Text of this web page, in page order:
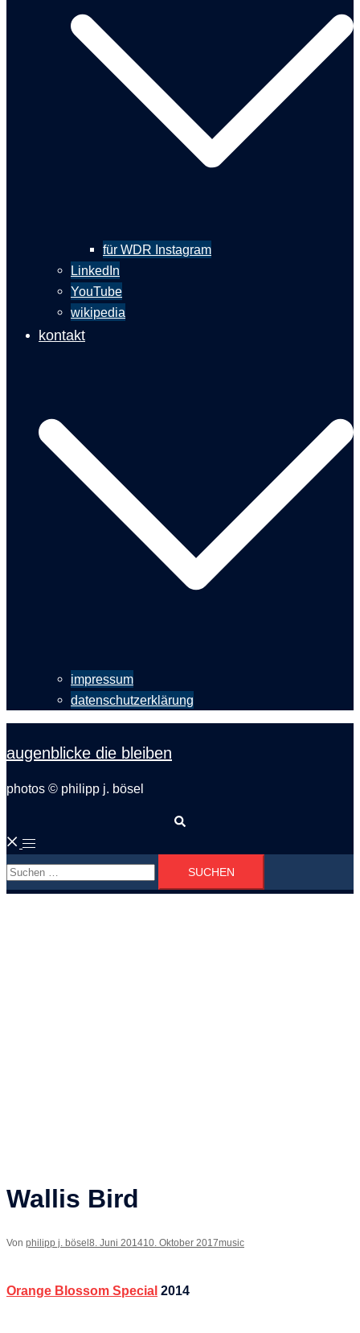
für WDR Instagram
LinkedIn
YouTube
wikipedia
kontakt
impressum
datenschutzerklärung
augenblicke die bleiben
photos © philipp j. bösel
Menü
umschalten
Suchen
nach:
Wallis Bird
Von philipp j. bösel 8. Juni 201410. Oktober 2017music
Orange Blossom Special 2014